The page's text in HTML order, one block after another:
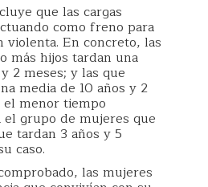
que las cargas
como freno para
violenta. En concreto, las
más hijos tardan una
2 meses; y las que
media de 10 años y 2
el menor tiempo
el grupo de mujeres que
tardan 3 años y 5
caso.
las mujeres